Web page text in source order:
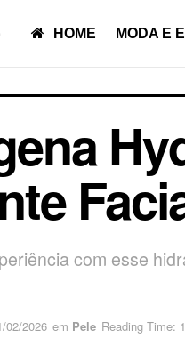
HOME MODA E
com esse
02/2026 em Pele Reading Time: